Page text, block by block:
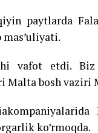
paytlarda
mas’uliyati.
vafot etdi.
Malta bosh vaziri
ko’rmoqda.